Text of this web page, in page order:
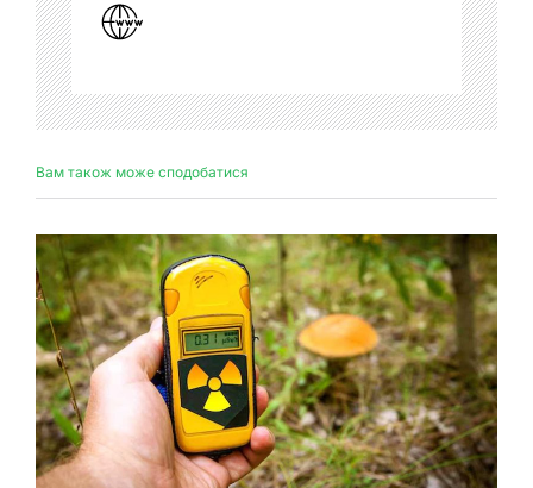
Вам також може сподобатися